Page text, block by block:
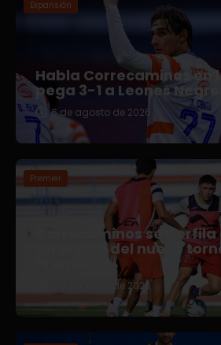
Expansión
Habla Correcaminos en
pega 3-1 a Leones
6 de agosto de 2026
Premier
Correcaminos se perfila
arranque del nuevo
5 de agosto de 2026